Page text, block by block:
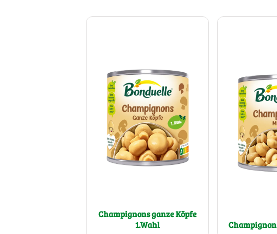
Champignons ganze Köpfe
1.Wahl